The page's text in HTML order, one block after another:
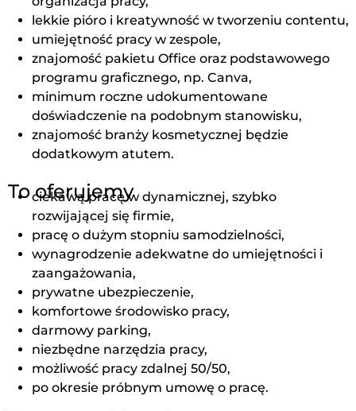
lekkie pióro i kreatywność w tworzeniu contentu,
umiejętność pracy w zespole,
znajomość pakietu Office oraz podstawowego
programu graficznego, np. Canva,
minimum roczne udokumentowane
doświadczenie na podobnym stanowisku,
znajomość branży kosmetycznej będzie
dodatkowym atutem.
To oferujemy
ciekawą pracę w dynamicznej, szybko
rozwijającej się firmie,
pracę o dużym stopniu samodzielności,
wynagrodzenie adekwatne do umiejętności i
zaangażowania,
prywatne ubezpieczenie,
komfortowe środowisko pracy,
darmowy parking,
niezbędne narzędzia pracy,
możliwość pracy zdalnej 50/50,
po okresie próbnym umowę o pracę.